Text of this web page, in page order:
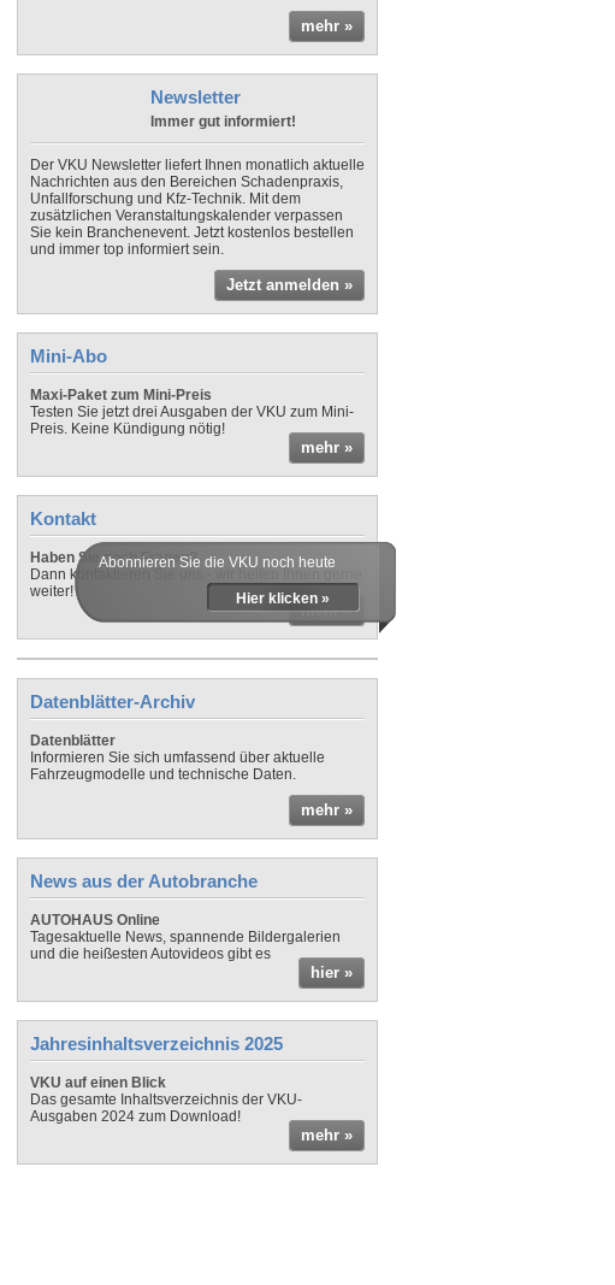
mehr »
Newsletter
Immer gut informiert!
Der VKU Newsletter liefert Ihnen monatlich aktuelle
Nachrichten aus den Bereichen Schadenpraxis,
Unfallforschung und Kfz-Technik. Mit dem
zusätzlichen Veranstaltungskalender verpassen
Sie kein Branchenevent. Jetzt kostenlos bestellen
und immer top informiert sein.
Jetzt anmelden »
Mini-Abo
Maxi-Paket zum Mini-Preis
Testen Sie jetzt drei Ausgaben der VKU zum Mini-
Preis. Keine Kündigung nötig!
mehr »
Kontakt
Haben Sie noch Fragen?
Dann kontaktieren Sie uns - wir helfen Ihnen gerne
weiter!
mehr »
Abonnieren Sie die VKU noch heute
Hier klicken »
Datenblätter-Archiv
Datenblätter
Informieren Sie sich umfassend über aktuelle
Fahrzeugmodelle und technische Daten.
mehr »
News aus der Autobranche
AUTOHAUS Online
Tagesaktuelle News, spannende Bildergalerien
und die heißesten Autovideos gibt es
hier »
Jahresinhaltsverzeichnis 2025
VKU auf einen Blick
Das gesamte Inhaltsverzeichnis der VKU-
Ausgaben 2024 zum Download!
mehr »